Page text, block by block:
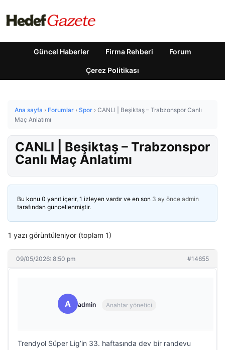
Güncel Haberler Firma Rehberi Forum
Çerez Politikası
Ana sayfa › Forumlar › Spor › CANLI | Beşiktaş – Trabzonspor Canlı
Maç Anlatımı
CANLI | Beşiktaş – Trabzonspor
Canlı Maç Anlatımı
Bu konu 0 yanıt içerir, 1 izleyen vardır ve en son 3 ay önce admin
tarafından güncellenmiştir.
1 yazı görüntüleniyor (toplam 1)
09/05/2026: 8:50 pm #14655
A admin Anahtar yönetici
Trendyol Süper Lig’in 33. haftasında dev bir randevu